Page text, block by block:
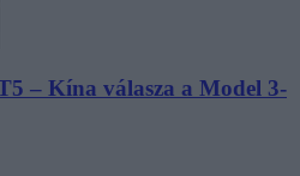
– Kína válasza a Model 3-